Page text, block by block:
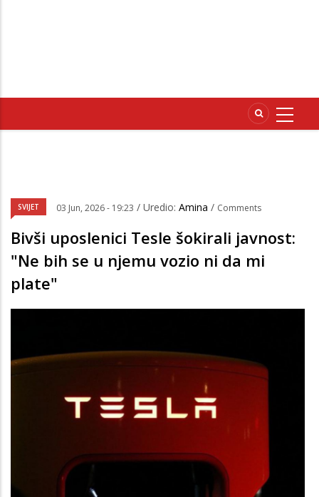
SVIJET 03 Jun, 2026 - 19:23 / Uredio: Amina / Comments
Bivši uposlenici Tesle šokirali javnost:
"Ne bih se u njemu vozio ni da mi
plate"